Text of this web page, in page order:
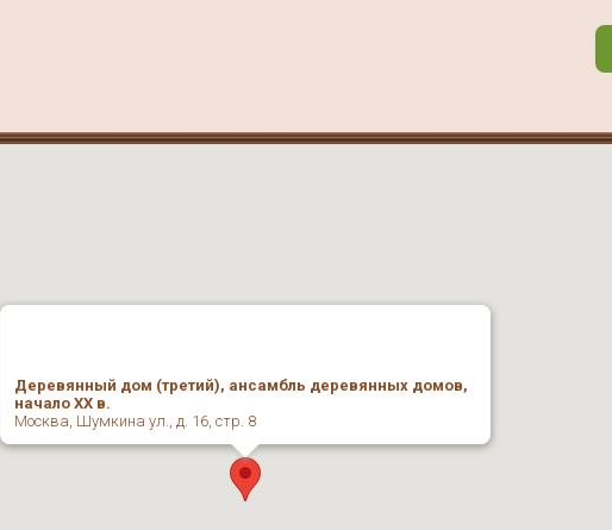
Деревянный дом (третий), ансамбль деревянных домов,
начало XX в.
Москва, Шумкина ул., д. 16, стр. 8